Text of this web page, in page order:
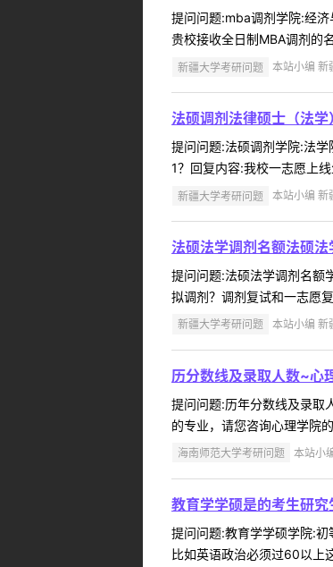
提问问题:mba调剂学院:经
贵校接收全日制MBA调剂的
新疆大学考研问题 本站小编
法硕调剂法律硕士（法
提问问题:法硕调剂学院:法
1？回复内容:我校一志愿上
新疆大学考研问题 本站小编
法硕法学调剂名额法硕
提问问题:法硕法学调剂名
拟调剂？调剂复试和一志愿
新疆大学考研问题 本站小编
历分数线及录取人数~心
提问问题:历年分数线及录
的专业，请您咨询心理学院
海南师范大学考研问题 本站小
教育学学硕是的考生研
提问问题:教育学学硕学院:
比如英语政治必须过60以上